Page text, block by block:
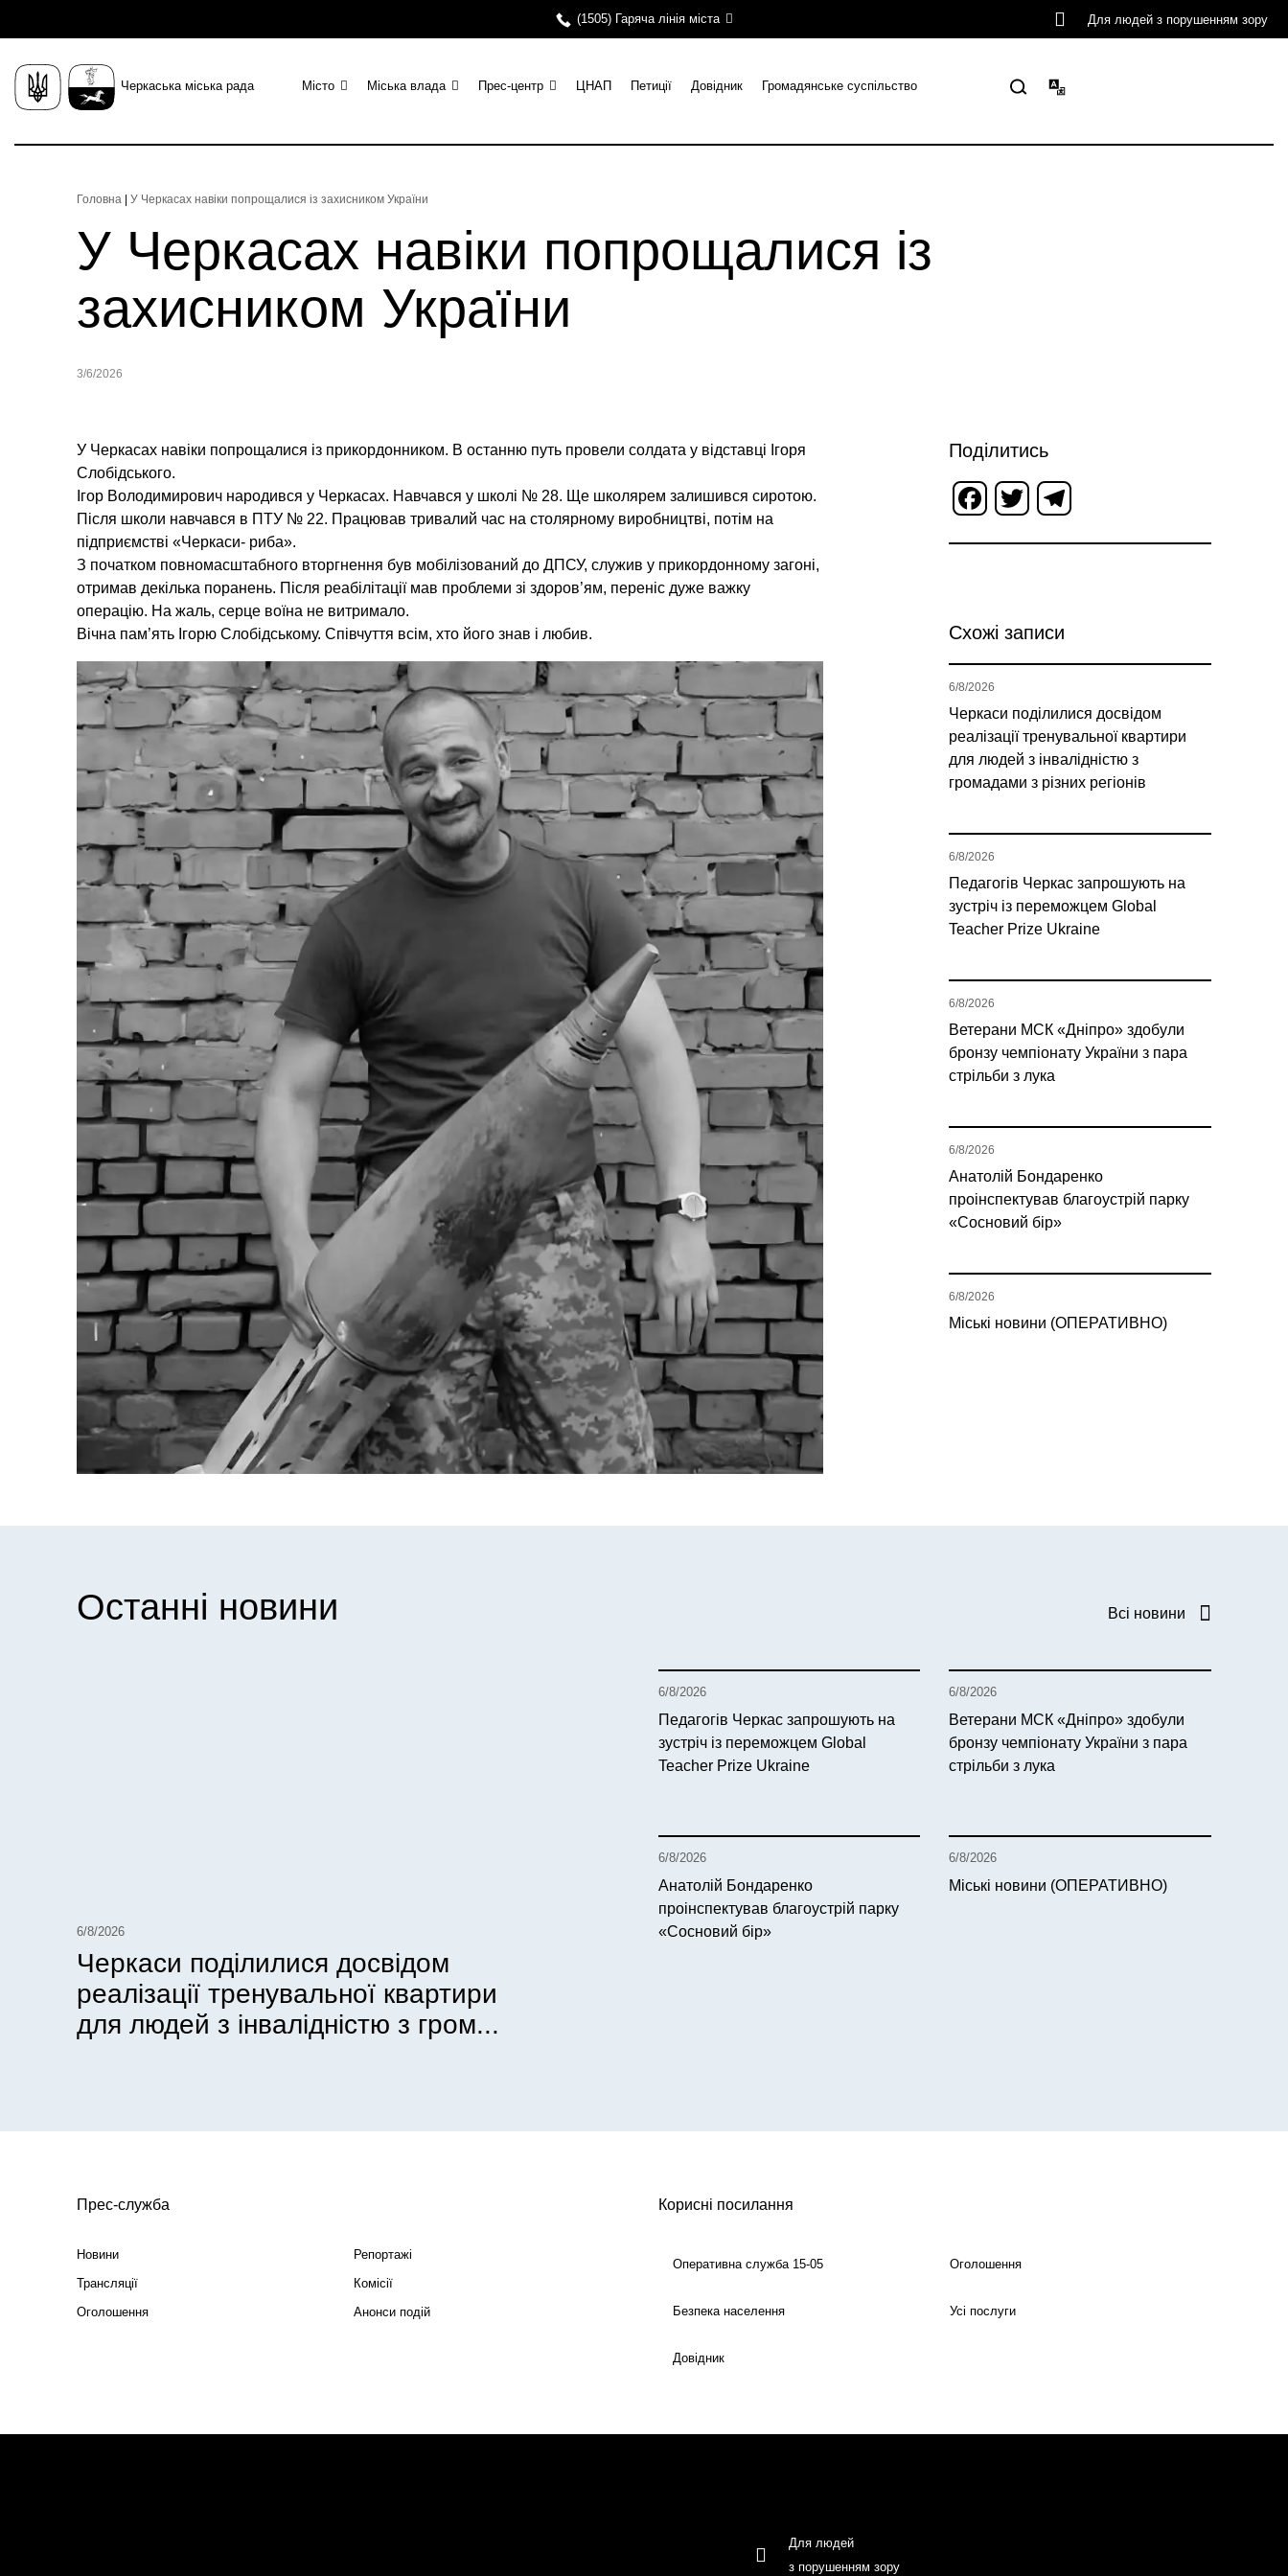
(1505) Гаряча лінія міста Для людей з порушенням зору
Черкаська міська рада Місто Міська влада Прес-центр ЦНАП Петиції Довідник Громадянське суспільство
Головна У Черкасах навіки попрощалися із захисником України
У Черкасах навіки попрощалися із
захисником України
3/6/2026
У Черкасах навіки попрощалися із прикордонником. В останню путь провели солдата у відставці Ігоря
Слобідського.
Ігор Володимирович народився у Черкасах. Навчався у школі № 28. Ще школярем залишився сиротою.
Після школи навчався в ПТУ № 22. Працював тривалий час на столярному виробництві, потім на
підприємстві «Черкаси- риба».
З початком повномасштабного вторгнення був мобілізований до ДПСУ, служив у прикордонному загоні,
отримав декілька поранень. Після реабілітації мав проблеми зі здоров’ям, переніс дуже важку
операцію. На жаль, серце воїна не витримало.
Вічна пам’ять Ігорю Слобідському. Співчуття всім, хто його знав і любив.
Поділитись
Facebook
Twitter
Схожі записи
Черкаси поділилися досвідом
реалізації тренувальної квартири
для людей з інвалідністю з
громадами з різних регіонів
6/8/2026
Педагогів Черкас запрошують на
зустріч із переможцем Global
Teacher Prize Ukraine
6/8/2026
Ветерани МСК «Дніпро» здобули
бронзу чемпіонату України з пара
стрільби з лука
6/8/2026
Анатолій Бондаренко
проінспектував благоустрій парку
«Сосновий бір»
6/8/2026
Міські новини (ОПЕРАТИВНО)
6/8/2026
Останні новини Всі новини
6/8/2026
Черкаси поділилися досвідом
реалізації тренувальної квартири
для людей з інвалідністю з гром...
6/8/2026
Педагогів Черкас запрошують на
зустріч із переможцем Global
Teacher Prize Ukraine
6/8/2026
Ветерани МСК «Дніпро» здобули
бронзу чемпіонату України з пара
стрільби з лука
6/8/2026
Анатолій Бондаренко
проінспектував благоустрій парку
«Сосновий бір»
6/8/2026
Міські новини (ОПЕРАТИВНО)
Прес-служба
Новини
Репортажі
Трансляції
Комісії
Оголошення
Анонси подій
Корисні посилання
Оперативна служба 15-05 Оголошення
Безпека населення Усі послуги
Довідник
Для людей
з порушенням зору